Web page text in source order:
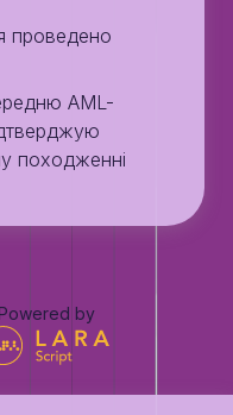
проведено
AML-
походженні
Powered by